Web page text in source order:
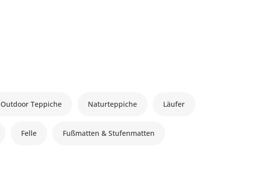
Outdoor Teppiche Naturteppiche Läufer
Felle Fußmatten & Stufenmatten